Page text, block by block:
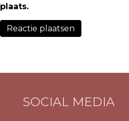
plaats.
SOCIAL MEDIA